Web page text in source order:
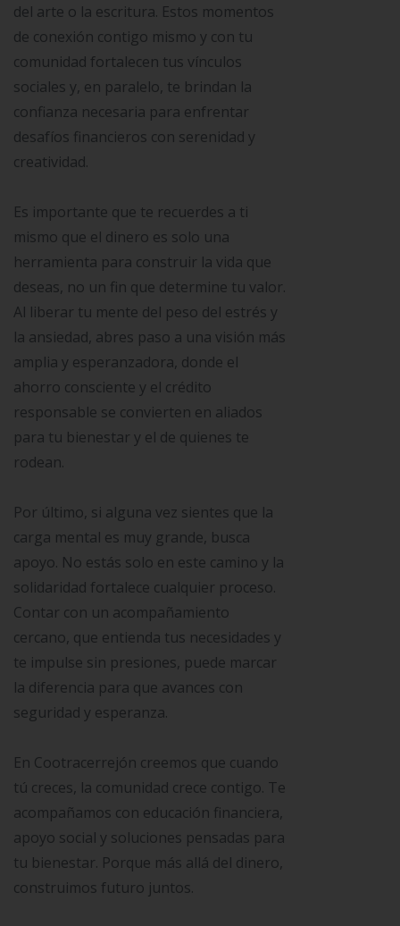
del arte o la escritura. Estos momentos
de conexión contigo mismo y con tu
comunidad fortalecen tus vínculos
sociales y, en paralelo, te brindan la
confianza necesaria para enfrentar
desafíos financieros con serenidad y
creatividad.
Es importante que te recuerdes a ti
mismo que el dinero es solo una
herramienta para construir la vida que
deseas, no un fin que determine tu valor.
Al liberar tu mente del peso del estrés y
la ansiedad, abres paso a una visión más
amplia y esperanzadora, donde el
ahorro consciente y el crédito
responsable se convierten en aliados
para tu bienestar y el de quienes te
rodean.
Por último, si alguna vez sientes que la
carga mental es muy grande, busca
apoyo. No estás solo en este camino y la
solidaridad fortalece cualquier proceso.
Contar con un acompañamiento
cercano, que entienda tus necesidades y
te impulse sin presiones, puede marcar
la diferencia para que avances con
seguridad y esperanza.
En Cootracerrejón creemos que cuando
tú creces, la comunidad crece contigo. Te
acompañamos con educación financiera,
apoyo social y soluciones pensadas para
tu bienestar. Porque más allá del dinero,
construimos futuro juntos.